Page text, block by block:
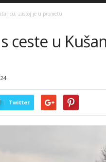
zastoj je u prometu
ceste u
Twitter